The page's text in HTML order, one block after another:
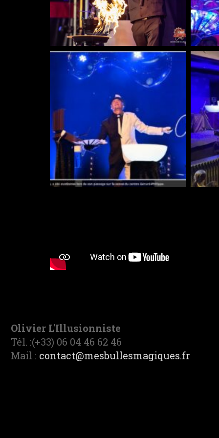
Olivier L'Illusionniste
Tél. :(+33) 06 04 46 62 46
Mail : contact@mesbullesmagiques.fr